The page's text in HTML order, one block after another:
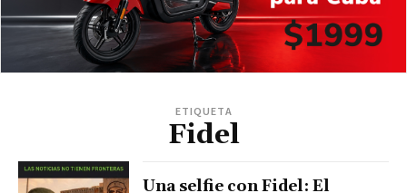
ETIQUETA
Fidel
Una selfie con Fidel: El